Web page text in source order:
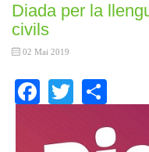
Diada per la
civils
02 Mai 2019
Facebook
Twitter